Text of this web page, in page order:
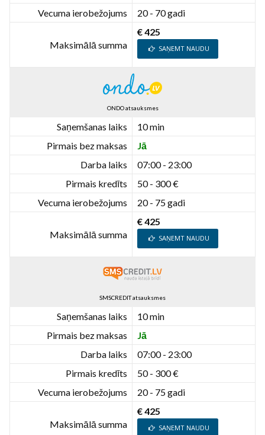
Vecuma ierobežojums
20 - 70 gadi
Maksimālā summa
€ 425
SAŅEMT NAUDU
ONDO atsauksmes
Saņemšanas laiks
10 min
Pirmais bez maksas
Jā
Darba laiks
07:00 - 23:00
Pirmais kredīts
50 - 300 €
Vecuma ierobežojums
20 - 75 gadi
Maksimālā summa
€ 425
SAŅEMT NAUDU
SMSCREDIT atsauksmes
Saņemšanas laiks
10 min
Pirmais bez maksas
Jā
Darba laiks
07:00 - 23:00
Pirmais kredīts
50 - 300 €
Vecuma ierobežojums
20 - 75 gadi
Maksimālā summa
€ 425
SAŅEMT NAUDU